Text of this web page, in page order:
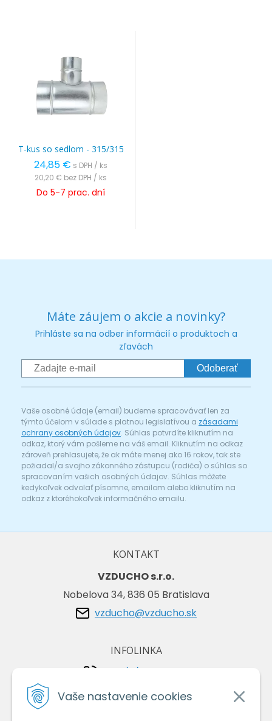
Vaše nastavenie cookies
T-kus so sedlom - 315/315
24,85 € s DPH / ks
20,20 € bez DPH / ks
Do 5-7 prac. dní
Máte záujem o akcie a novinky?
Prihláste sa na odber informácií o produktoch a
zľavách
Odoberať
Vaše osobné údaje (email) budeme spracovávať len za
týmto účelom v súlade s platnou legislatívou a zásadami
ochrany osobných údajov. Súhlas potvrdíte kliknutím na
odkaz, ktorý vám pošleme na váš email. Kliknutím na odkaz
zároveň prehlasujete, že ak máte menej ako 16 rokov, tak ste
požiadal/a svojho zákonného zástupcu (rodiča) o súhlas so
spracovaním vašich osobných údajov. Súhlas môžete
kedykoľvek odvolať písomne, emailom alebo kliknutím na
odkaz z ktoréhokoľvek informačného emailu.
KONTAKT
VZDUCHO s.r.o.
Nobelova 34, 836 05 Bratislava
vzducho@vzducho.sk
INFOLINKA
+421/2/4464 0134
+421/903 729 042